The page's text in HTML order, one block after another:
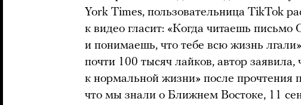
York Times, пользовательница TikTok
к видео гласит: «Когда читаешь
и понимаешь, что тебе всю жизнь
почти 100 тысяч лайков, автор заявила,
к нормальной жизни» после прочтения
что мы знали о Ближнем Востоке, 11